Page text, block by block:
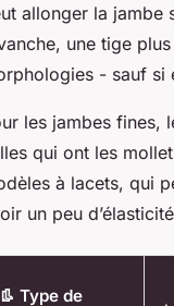
allonger la jambe
une tige
- sauf si
les jambes fines,
qui ont les
à lacets, qui
un peu
👢 Type de